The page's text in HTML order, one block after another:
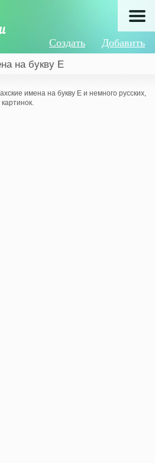
Добавить
Создать
на букву Е
имена на букву Е и немного русских,